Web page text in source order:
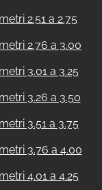
2.51 a 2.75
2.76 a 3.00
3.01 a 3.25
3.26 a 3.50
3.51 a 3.75
3.76 a 4.00
4.01 a 4.25